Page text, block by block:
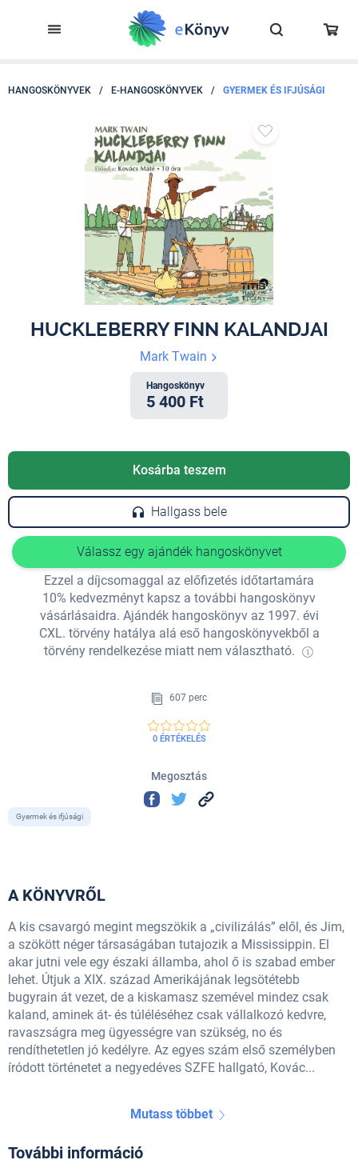
HANGOSKÖNYVEK / E-HANGOSKÖNYVEK / GYERMEK ÉS IFJÚSÁGI
HUCKLEBERRY FINN KALANDJAI
Mark Twain
Hangoskönyv
5 400 Ft
Kosárba teszem
Hallgass bele
Válassz egy ajándék hangoskönyvet
Ezzel a díjcsomaggal az előfizetés időtartamára
10% kedvezményt kapsz a további hangoskönyv
vásárlásaidra. Ajándék hangoskönyv az 1997. évi
CXL. törvény hatálya alá eső hangoskönyvekből a
törvény rendelkezése miatt nem választható.
607 perc
0 ÉRTÉKELÉS
Megosztás
Gyermek és ifjúsági
A KÖNYVRŐL
A kis csavargó megint megszökik a „civilizálás” elől, és Jim,
a szökött néger társaságában tutajozik a Mississippin. El
akar jutni vele egy északi államba, ahol ő is szabad ember
lehet. Útjuk a XIX. század Amerikájának legsötétebb
bugyrain át vezet, de a kiskamasz szemével mindez csak
kaland, aminek át- és túléléséhez csak vállalkozó kedvre,
ravaszságra meg ügyességre van szükség, no és
rendíthetetlen jó kedélyre. Az egyes szám első személyben
íródott történetet a negyedéves SZFE hallgató, Kovác...
Mutass többet
További információ